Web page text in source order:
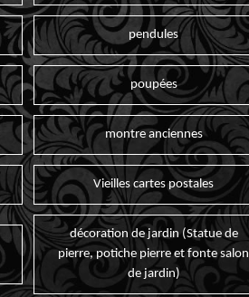
pendules
poupées
montre anciennes
Vieilles cartes postales
décoration de jardin (Statue de
pierre, potiche pierre et fonte salon
de jardin)